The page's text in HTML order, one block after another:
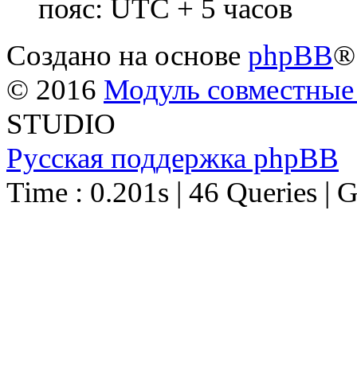
пояс: UTC + 5 часов
Создано на основе phpBB®
© 2016 Модуль
STUDIO
Русская поддержка phpBB
Time : 0.201s | 46 Queries |